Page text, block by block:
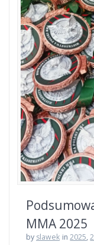
MMA 2025
by slawek in2025,